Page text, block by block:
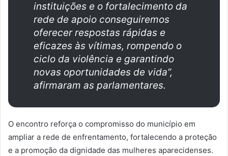
instituições e o fortalecimento da
rede de apoio conseguiremos
oferecer respostas rápidas e
eficazes às vítimas, rompendo o
ciclo da violência e garantindo
novas oportunidades de vida”,
afirmaram as parlamentares.
O encontro reforça o compromisso do município em
ampliar a rede de enfrentamento, fortalecendo a proteção
e a promoção da dignidade das mulheres aparecidenses.